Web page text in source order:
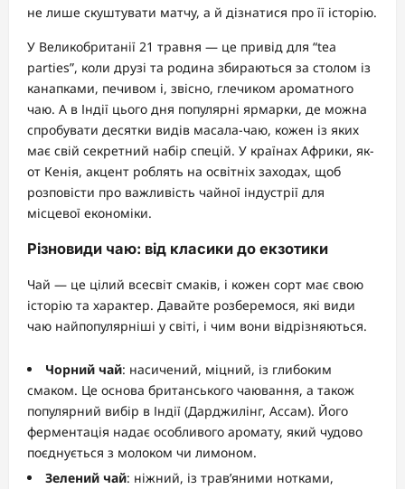
не лише скуштувати матчу, а й дізнатися про її історію.
У Великобританії 21 травня — це привід для “tea
parties”, коли друзі та родина збираються за столом із
канапками, печивом і, звісно, глечиком ароматного
чаю. А в Індії цього дня популярні ярмарки, де можна
спробувати десятки видів масала-чаю, кожен із яких
має свій секретний набір спецій. У країнах Африки, як-
от Кенія, акцент роблять на освітніх заходах, щоб
розповісти про важливість чайної індустрії для
місцевої економіки.
Різновиди чаю: від класики до екзотики
Чай — це цілий всесвіт смаків, і кожен сорт має свою
історію та характер. Давайте розберемося, які види
чаю найпопулярніші у світі, і чим вони відрізняються.
Чорний чай: насичений, міцний, із глибоким
смаком. Це основа британського чаювання, а також
популярний вибір в Індії (Дарджилінг, Ассам). Його
ферментація надає особливого аромату, який чудово
поєднується з молоком чи лимоном.
Зелений чай: ніжний, із трав’яними нотками,